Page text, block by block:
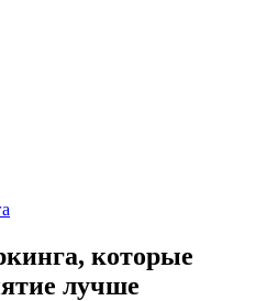
которые
лучше